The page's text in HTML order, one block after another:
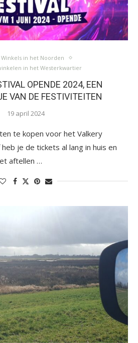
in het Noorden
in het Westerkwartier
OPENDE 2024, EEN
VAN DE FESTIVITEITEN
19 april 2024
te kopen voor het Valkery
je de tickets al lang in huis en
aftellen …